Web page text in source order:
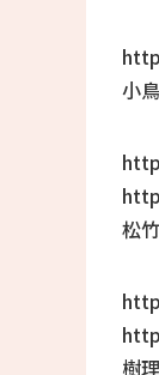
小
松
樹